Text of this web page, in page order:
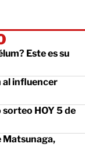
Este es su
al influencer
HOY 5 de
Matsunaga,